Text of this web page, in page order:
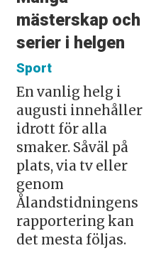
mästerskap och
serier i helgen
Sport
En vanlig helg i
augusti innehåller
idrott för alla
smaker. Såväl på
plats, via tv eller
genom
Ålandstidningens
rapportering kan
det mesta följas.